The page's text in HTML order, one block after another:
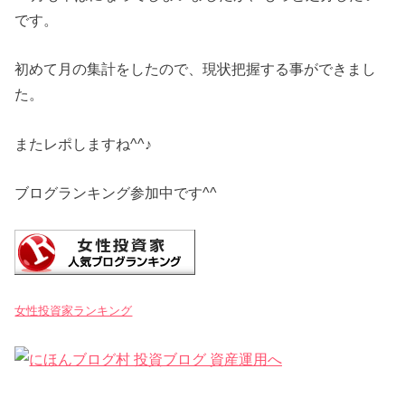
です。
初めて月の集計をしたので、現状把握する事ができまし
た。
またレポしますね^^♪
ブログランキング参加中です^^
女性投資家ランキング